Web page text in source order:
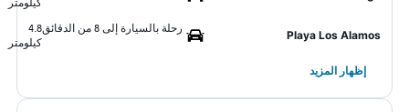
Playa Los Alamos
رحلة بالسيارة إلى 8 من الدقائق
4.8
كيلومتر
إظهار المزيد